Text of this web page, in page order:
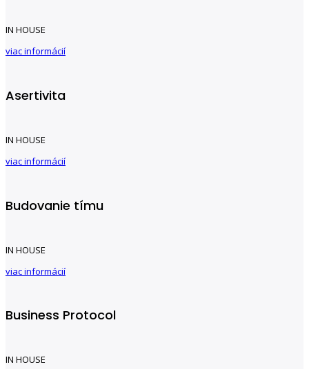
IN HOUSE
viac informácií
Asertivita
IN HOUSE
viac informácií
Budovanie tímu
IN HOUSE
viac informácií
Business Protocol
IN HOUSE